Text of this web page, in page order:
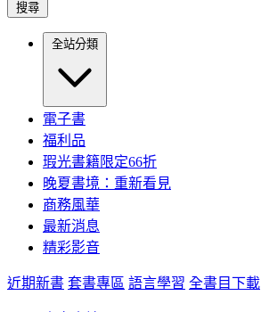
搜尋
全站分類
電子書
福利品
瑕光書籍限定66折
晚夏書境：重新看見
商務風華
最新消息
精彩影音
近期新書 套書專區 語言學習 全書目下載